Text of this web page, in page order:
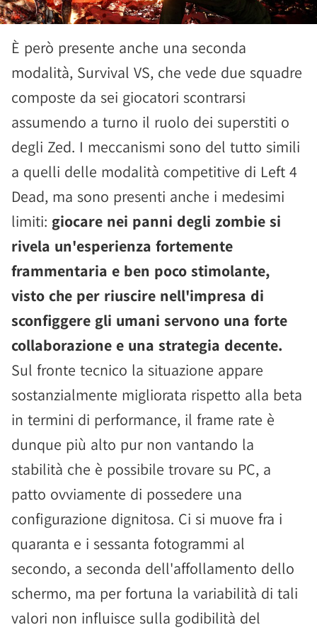
È però presente anche una seconda
modalità, Survival VS, che vede due squadre
composte da sei giocatori scontrarsi
assumendo a turno il ruolo dei superstiti o
degli Zed. I meccanismi sono del tutto simili
a quelli delle modalità competitive di Left 4
Dead, ma sono presenti anche i medesimi
limiti: giocare nei panni degli zombie si
rivela un'esperienza fortemente
frammentaria e ben poco stimolante,
visto che per riuscire nell'impresa di
sconfiggere gli umani servono una forte
collaborazione e una strategia decente.
Sul fronte tecnico la situazione appare
sostanzialmente migliorata rispetto alla beta
in termini di performance, il frame rate è
dunque più alto pur non vantando la
stabilità che è possibile trovare su PC, a
patto ovviamente di possedere una
configurazione dignitosa. Ci si muove fra i
quaranta e i sessanta fotogrammi al
secondo, a seconda dell'affollamento dello
schermo, ma per fortuna la variabilità di tali
valori non influisce sulla godibilità del